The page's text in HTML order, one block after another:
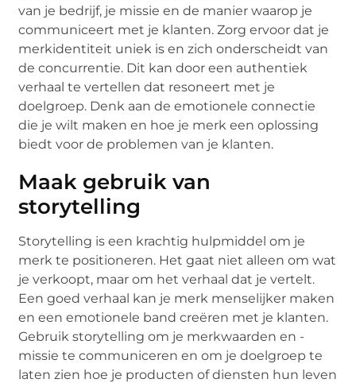
van je bedrijf, je missie en de manier waarop je
communiceert met je klanten. Zorg ervoor dat je
merkidentiteit uniek is en zich onderscheidt van
de concurrentie. Dit kan door een authentiek
verhaal te vertellen dat resoneert met je
doelgroep. Denk aan de emotionele connectie
die je wilt maken en hoe je merk een oplossing
biedt voor de problemen van je klanten.
Maak gebruik van
storytelling
Storytelling is een krachtig hulpmiddel om je
merk te positioneren. Het gaat niet alleen om wat
je verkoopt, maar om het verhaal dat je vertelt.
Een goed verhaal kan je merk menselijker maken
en een emotionele band creëren met je klanten.
Gebruik storytelling om je merkwaarden en -
missie te communiceren en om je doelgroep te
laten zien hoe je producten of diensten hun leven